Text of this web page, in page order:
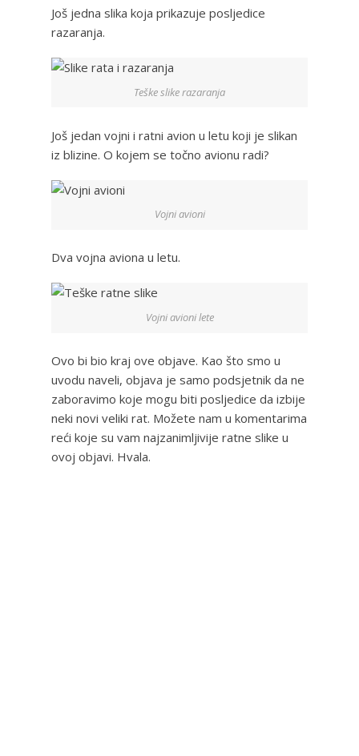
Još jedna slika koja prikazuje posljedice
razaranja.
Teške slike razaranja
Još jedan vojni i ratni avion u letu koji je slikan
iz blizine. O kojem se točno avionu radi?
Vojni avioni
Dva vojna aviona u letu.
Vojni avioni lete
Ovo bi bio kraj ove objave. Kao što smo u
uvodu naveli, objava je samo podsjetnik da ne
zaboravimo koje mogu biti posljedice da izbije
neki novi veliki rat. Možete nam u komentarima
reći koje su vam najzanimljivije ratne slike u
ovoj objavi. Hvala.